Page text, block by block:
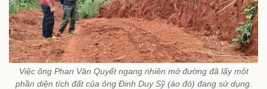
Việc ông Phan Văn Quyết ngang nhiên mở đường đã lấy một
phần diện tích đất của ông Đinh Duy Sỹ (áo đỏ) đang sử dụng.